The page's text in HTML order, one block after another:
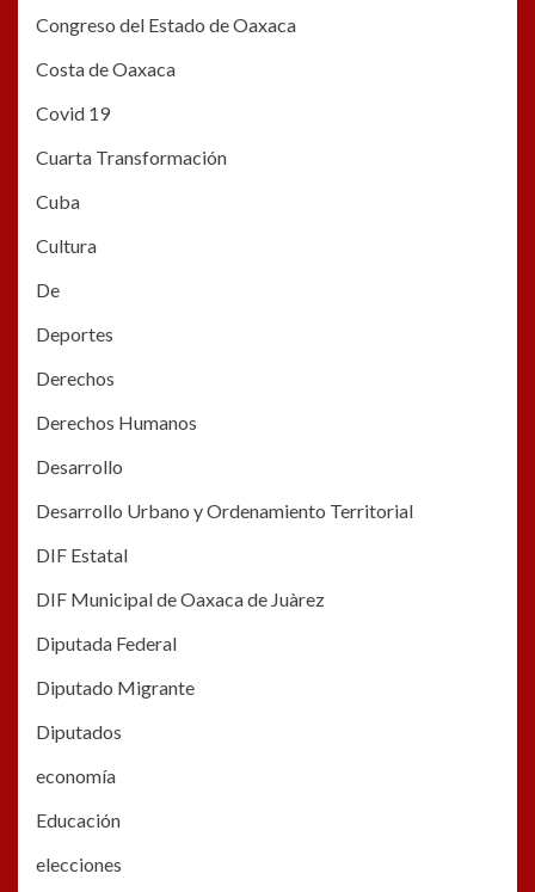
Congreso del Estado de Oaxaca
Costa de Oaxaca
Covid 19
Cuarta Transformación
Cuba
Cultura
De
Deportes
Derechos
Derechos Humanos
Desarrollo
Desarrollo Urbano y Ordenamiento Territorial
DIF Estatal
DIF Municipal de Oaxaca de Juàrez
Diputada Federal
Diputado Migrante
Diputados
economía
Educación
elecciones